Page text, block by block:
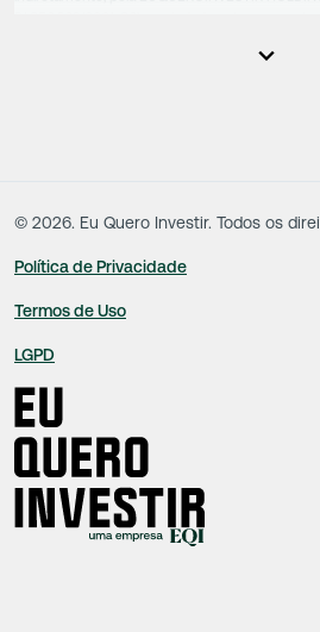
responsáveis tecnicamente são totalmente
© 2026. Eu Quero Investir. Todos os
Política de Privacidade
Termos de Uso
LGPD